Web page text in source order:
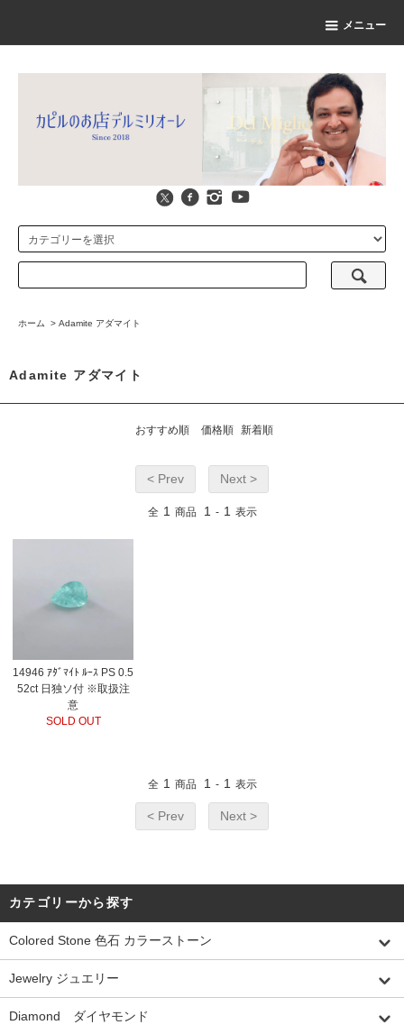
メニュー
ホーム > Adamite アダマイト
Adamite アダマイト
おすすめ順 価格順 新着順
< Prev Next >
全 1 商品 1 - 1 表示
14946 ｱﾀﾞﾏｲﾄ ﾙｰｽ PS 0.5
52ct 日独ソ付 ※取扱注
意
SOLD OUT
全 1 商品 1 - 1 表示
< Prev Next >
カテゴリーから探す
Colored Stone 色石 カラーストーン
Jewelry ジュエリー
Diamond ダイヤモンド